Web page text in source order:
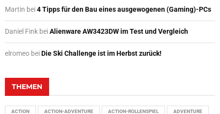
Martin bei4 Tipps für den Bau eines ausgewogenen (Gaming)-PCs
Daniel Fink beiAlienware AW3423DW im Test und Vergleich
elromeo beiDie Ski Challenge ist im Herbst zurück!
THEMEN
ACTION ACTION-ADVENTURE ACTION-ROLLENSPIEL ADVENTURE